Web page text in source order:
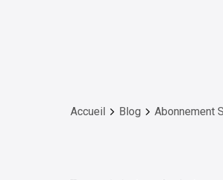
Accueil Blog Abonnement